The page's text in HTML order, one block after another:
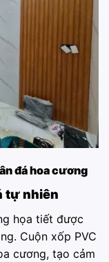
đá hoa cương
tự nhiên
họa tiết được
Cuộn xốp PVC
cương, tạo cảm